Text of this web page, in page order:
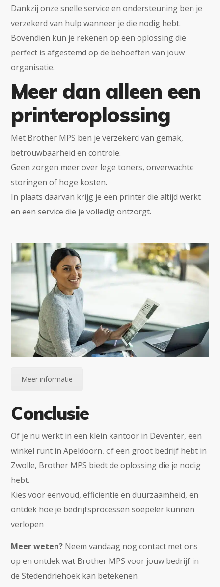
Dankzij onze snelle service en ondersteuning ben je
verzekerd van hulp wanneer je die nodig hebt.
Bovendien kun je rekenen op een oplossing die
perfect is afgestemd op de behoeften van jouw
organisatie.
Meer dan alleen een
printeroplossing
Met Brother MPS ben je verzekerd van gemak,
betrouwbaarheid en controle.
Geen zorgen meer over lege toners, onverwachte
storingen of hoge kosten.
In plaats daarvan krijg je een printer die altijd werkt
en een service die je volledig ontzorgt.
Meer informatie
Conclusie
Of je nu werkt in een klein kantoor in Deventer, een
winkel runt in Apeldoorn, of een groot bedrijf hebt in
Zwolle, Brother MPS biedt de oplossing die je nodig
hebt.
Kies voor eenvoud, efficiëntie en duurzaamheid, en
ontdek hoe je bedrijfsprocessen soepeler kunnen
verlopen
Meer weten? Neem vandaag nog contact met ons
op en ontdek wat Brother MPS voor jouw bedrijf in
de Stedendriehoek kan betekenen.